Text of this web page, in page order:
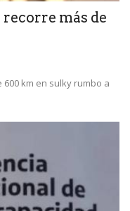
más de
km en sulky rumbo a